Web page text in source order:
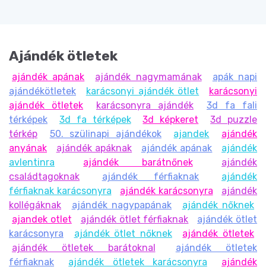
Ajándék ötletek
ajándék apának ajándék nagymamának
apák napi
ajándékötletek
karácsonyi ajándék ötlet
karácsonyi
ajándék ötletek
karácsonyra ajándék
3d fa fali
térképek
3d fa térképek 3d képkeret
3d puzzle
térkép
50. szülinapi ajándékok ajandek
ajándék
anyának
ajándék apáknak ajándék apának
ajándék
avlentinra
ajándék barátnőnek
ajándék
családtagoknak
ajándék férfiaknak
ajándék
férfiaknak karácsonyra
ajándék karácsonyra
ajándék
kollégáknak
ajándék nagypapának
ajándék nőknek
ajandek otlet
ajándék ötlet férfiaknak
ajándék ötlet
karácsonyra
ajándék ötlet nőknek
ajándék ötletek
ajándék ötletek barátoknal
ajándék ötletek
férfiaknak
ajándék ötletek karácsonyra
ajándék